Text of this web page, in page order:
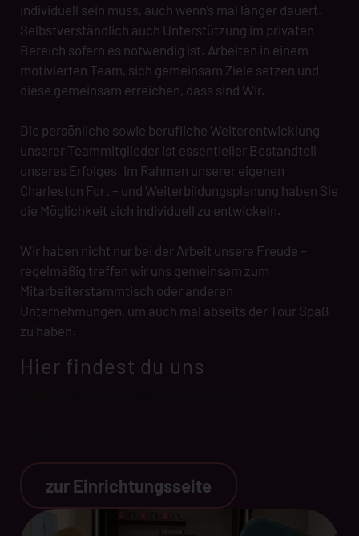
individuell sein muss, auch wenn’s mal länger dauert.
Selbstverständlich auch Unterstützung im privaten
Bereich sofern es notwendig ist. Arbeiten in einem
motivierten Team, sich gemeinsam Ziele setzen und
diese gemeinsam erreichen, dass sind Wir.
Die persönliche sowie berufliche Weiterentwicklung
unserer Teammitglieder ist essentieller Bestandteil
unseres Erfolges. Im Rahmen unserer eigenen
Charleston Fort – und Weiterbildungsplanung haben Sie
die Möglichkeit sich individuell zu entwickeln.
Wir haben nicht nur bei der Arbeit unsere Freude –
regelmäßig treffen wir uns gemeinsam zum
Mitarbeiterstammtisch oder anderen
Unternehmungen, um auch mal abseits der Tour Spaß
zu haben.
Hier findest du uns
zur Einrichtungsseite